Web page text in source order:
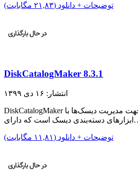
توضیحات + دانلود (۲۱,۸۳ مگابایت)
DiskCatalogMaker 8.3.1
انتشار: ۱۶ دی ۱۳۹۹
DiskCatalogMaker یک برنامه ساده جهت مدیریت دیسک‌ها با
است که دارای…
توضیحات + دانلود (۱۱,۸۱ مگابایت)